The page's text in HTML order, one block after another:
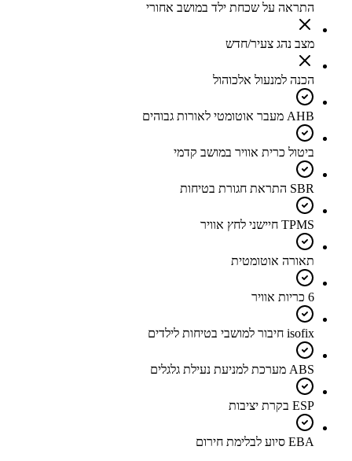
התראה על שכחת ילד במושב אחורי
מצב נהג צעיר/חדש
הכנה למנעול אלכוהול
AHB מעבר אוטומטי לאורות גבוהים
ביטול כרית אוויר במושב קדמי
SBR התראת חגורת בטיחות
TPMS חיישני לחץ אוויר
תאורה אוטומטית
6 כריות אוויר
isofix חיבור למושבי בטיחות לילדים
ABS מערכת למניעת נעילת גלגלים
ESP בקרת יציבות
EBA סיוע לבלימת חירום